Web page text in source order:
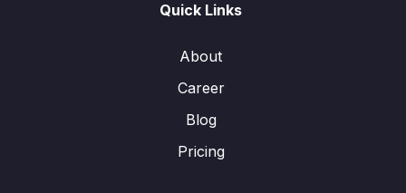
Quick Links
About
Career
Blog
Pricing